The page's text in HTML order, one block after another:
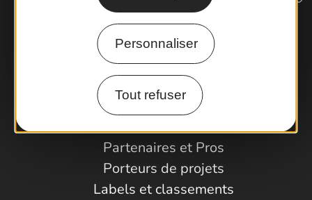
Personnaliser
Tout refuser
Comment venir ?
Espace Pro
Observatoire
Partenaires et Pros
Porteurs de projets
Labels et classements